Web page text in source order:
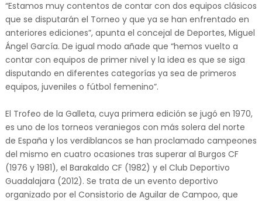
“Estamos muy contentos de contar con dos equipos clásicos
que se disputarán el Torneo y que ya se han enfrentado en
anteriores ediciones”, apunta el concejal de Deportes, Miguel
Ángel García. De igual modo añade que “hemos vuelto a
contar con equipos de primer nivel y la idea es que se siga
disputando en diferentes categorías ya sea de primeros
equipos, juveniles o fútbol femenino”.
El Trofeo de la Galleta, cuya primera edición se jugó en 1970,
es uno de los torneos veraniegos con más solera del norte
de España y los verdiblancos se han proclamado campeones
del mismo en cuatro ocasiones tras superar al Burgos CF
(1976 y 1981), el Barakaldo CF (1982) y el Club Deportivo
Guadalajara (2012). Se trata de un evento deportivo
organizado por el Consistorio de Aguilar de Campoo, que